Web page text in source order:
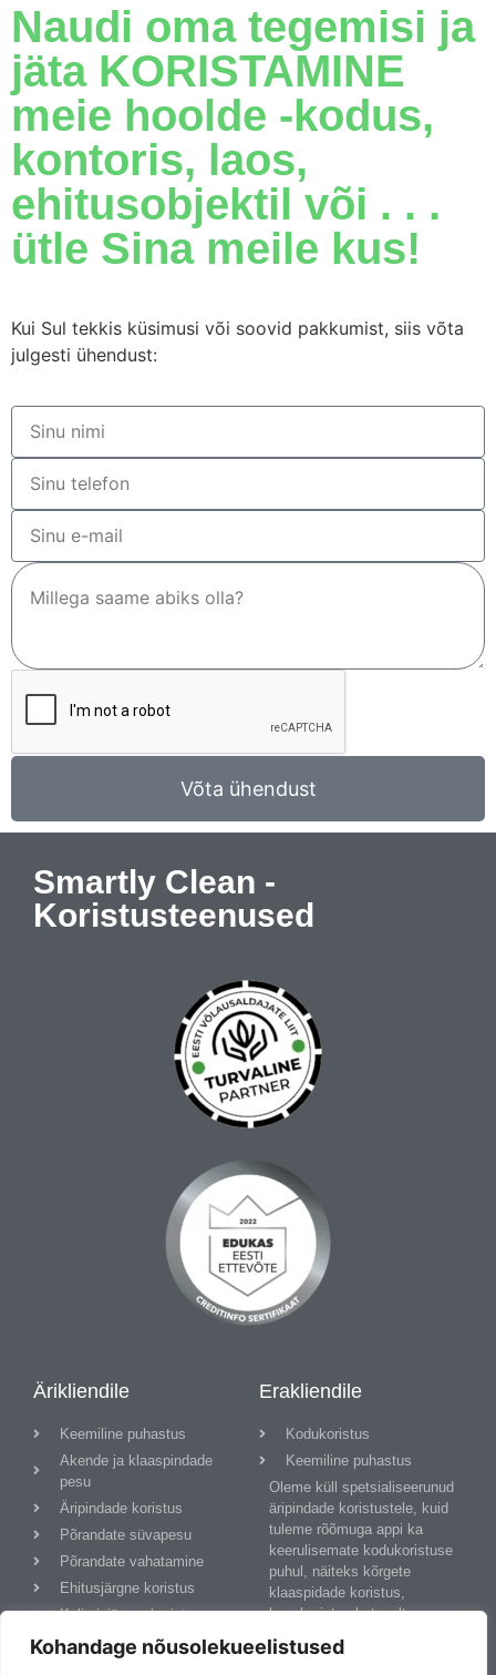
Kohandage nõusolekueelistused
Naudi oma tegemisi ja
jäta KORISTAMINE
meie hoolde -kodus,
kontoris, laos,
ehitusobjektil või . . .
ütle Sina meile kus!
Kui Sul tekkis küsimusi või soovid pakkumist, siis võta
julgesti ühendust:
Võta ühendust
Smartly Clean -
Koristusteenused
Ärikliendile
Keemiline puhastus
Akende ja klaaspindade
pesu
Äripindade koristus
Põrandate süvapesu
Põrandate vahatamine
Ehitusjärgne koristus
Kolimisjärgne koristus
Privaatsuspoliitika
Erakliendile
Kodukoristus
Keemiline puhastus
Oleme küll spetsialiseerunud
äripindade koristustele, kuid
tuleme rõõmuga appi ka
keerulisemate kodukoristuse
puhul, näiteks kõrgete
klaaspidade koristus,
lumekoristus katuselt,
keemiline pesu, põrandate
süvapesu ja vahatamine jne.